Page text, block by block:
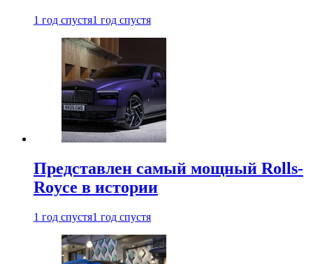
1 год спустя1 год спустя
Представлен самый мощный Rolls-
Royce в истории
1 год спустя1 год спустя